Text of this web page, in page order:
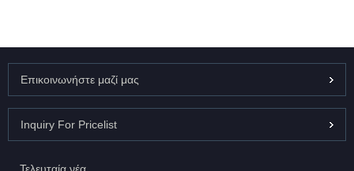
Επικοινωνήστε μαζί μας
Inquiry For Pricelist
Τελευταία νέα